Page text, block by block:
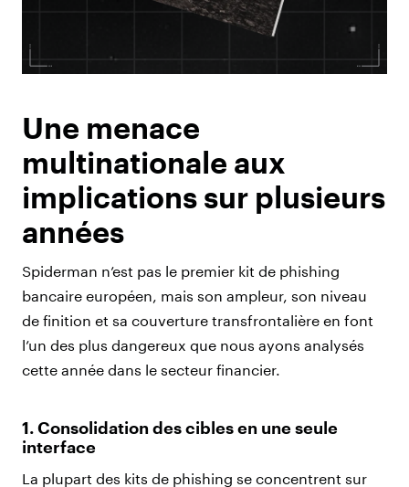
Une menace
multinationale aux
implications sur plusieurs
années
Spiderman n’est pas le premier kit de phishing
bancaire européen, mais son ampleur, son niveau
de finition et sa couverture transfrontalière en font
l’un des plus dangereux que nous ayons analysés
cette année dans le secteur financier.
1. Consolidation des cibles en une seule
interface
La plupart des kits de phishing se concentrent sur